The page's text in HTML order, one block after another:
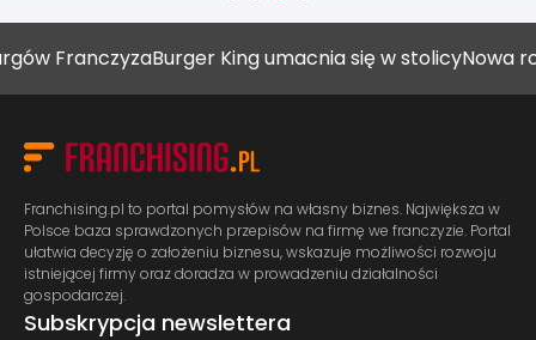
FranczyzaBurger King umacnia się w stolicyNowa rola
Franchising.pl to portal pomysłów na własny biznes. Największa w
Polsce baza sprawdzonych przepisów na firmę we franczyzie. Portal
ułatwia decyzję o założeniu biznesu, wskazuje możliwości rozwoju
istniejącej firmy oraz doradza w prowadzeniu działalności
gospodarczej.
Subskrypcja newslettera